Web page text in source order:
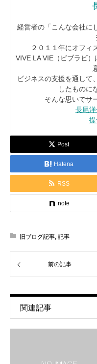
経営者の「こんな会社に
２０１１年にオフィ
VIVE LA VIE（ビブラビ
ビジネスの支援を通して
したものに
そんな思いでサ
長尾
Post
Hatena
RSS
note
旧ブログ記事 記事
前の記事
関連記事